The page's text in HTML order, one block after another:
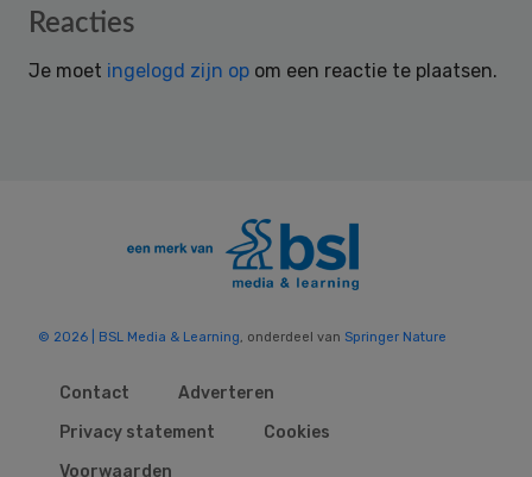
Reader
Reacties
Je moet ingelogd zijn op om een reactie te plaatsen.
© 2026 | BSL Media & Learning , onderdeel van Springer Nature
Contact
Adverteren
Privacy statement
Cookies
Voorwaarden